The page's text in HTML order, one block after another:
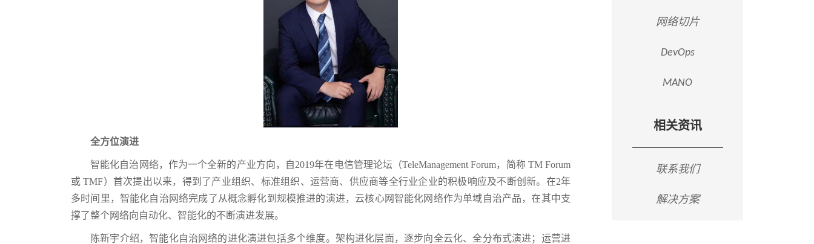
全方位演进
智能化自治网络，作为一个全新的产业方向，自2019年在电信管理论坛（TeleManagement Forum，简称 TM Forum
或 TMF）首次提出以来，得到了产业组织、标准组织、运营商、供应商等全行业企业的积极响应及不断创新。在2年
多时间里，智能化自治网络完成了从概念孵化到规模推进的演进，云核心网智能化网络作为单域自治产品，在其中支
撑了整个网络向自动化、智能化的不断演进发展。
陈新宇介绍，智能化自治网络的进化演进包括多个维度。架构进化层面，逐步向全云化、全分布式演进；运营进
网络切片
DevOps
MANO
相关资讯
联系我们
解决方案